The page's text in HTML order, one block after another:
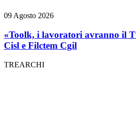
09 Agosto 2026
«Toolk, i lavoratori avranno il
Cisl e Filctem Cgil
TREARCHI